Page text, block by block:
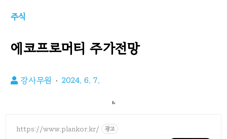
주식
에코프로머티 주가전망
강사무원 2024. 6. 7.
https://www.plankor.kr/ 광고